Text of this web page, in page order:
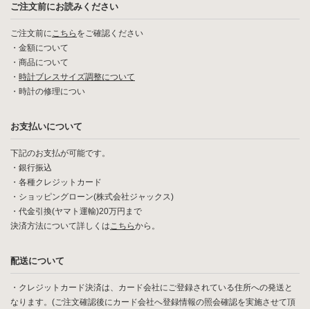
ご注文前にお読みください
ご注文前にこちら をご確認ください
・ 金額について
・ 商品について
・ 時計ブレスサイズ調整について
・ 時計の修理につい
お支払いについて
下記のお支払が可能です。
・銀行振込
・各種クレジットカード
・ショッピングローン(株式会社ジャックス)
・代金引換(ヤマト運輸)20万円まで
決済方法について詳しくはこちらから。
配送について
・クレジットカード決済は、カード会社にご登録されている住所への発送と
なります。(ご注文確認後にカード会社へ登録情報の照会確認を実施させて頂